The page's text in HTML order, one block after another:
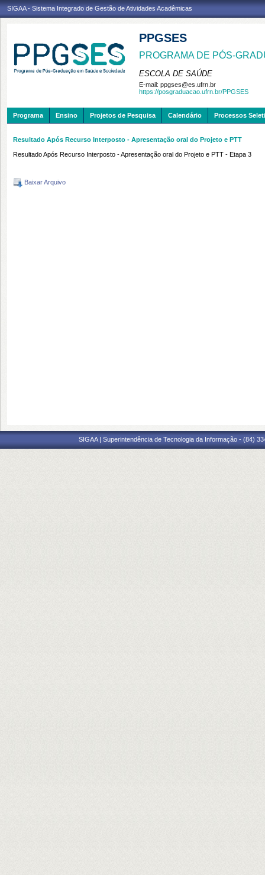
SIGAA - Sistema Integrado de Gestão de Atividades Acadêmicas
PPGSES
PROGRAMA DE PÓS-
ESCOLA DE SAÚDE
E-mail: ppgses@es.ufrn.br
https://posgraduacao.ufrn.br/PPGSES
Programa Ensino Projetos de Pesquisa Calendário Processos
Resultado Após Recurso Interposto - Apresentação oral do Projeto e PTT
Resultado Após Recurso Interposto - Apresentação oral do Projeto e PTT - Etapa 3
Baixar Arquivo
SIGAA | Superintendência de Tecnologia da Informação - (84)